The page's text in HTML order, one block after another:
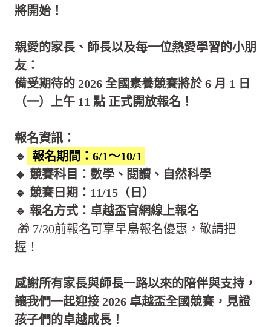
將開始！
親愛的家長、師長以及每一位熱愛學習的小朋
友：
備受期待的 2026 全國素養競賽將於 6 月 1 日
（一）上午 11 點 正式開放報名！
報名資訊：
🔹
報名期間：6/1～10/1
🔹 競賽科目：數學、閱讀、自然科學
🔹 競賽日期：11/15（日）
🔹 報名方式：卓越盃官網線上報名
🎁 7/30前報名可享早鳥報名優惠，敬請把
握！
感謝所有家長與師長一路以來的陪伴與支持，
讓我們一起迎接 2026 卓越盃全國競賽，見證
孩子們的卓越成長！